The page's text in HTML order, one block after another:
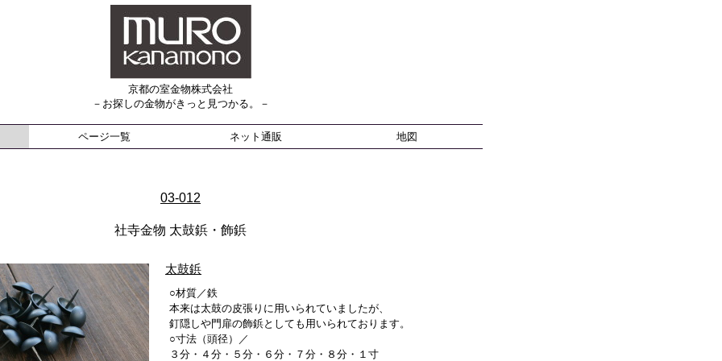
京都の室金物株式会社
－お探しの金物がきっと見つかる。－
ページ一覧 ネット通販 地図
03-012
社寺金物 太鼓鋲・飾鋲
太鼓鋲
○材質／鉄
本来は太鼓の皮張りに用いられていましたが、
釘隠しや門扉の飾鋲としても用いられております。
○寸法（頭径）／
３分・４分・５分・６分・７分・８分・１寸